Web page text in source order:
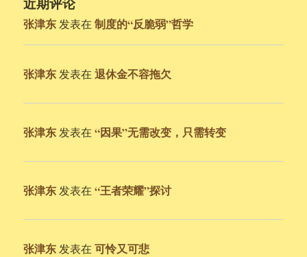
张津东 发表在制度的“反脆弱”哲学
张津东 发表在退休金不容拖欠
张津东 发表在“因果”无需改变，只需转变
张津东 发表在“王者荣耀”探讨
张津东 发表在可怜又可悲